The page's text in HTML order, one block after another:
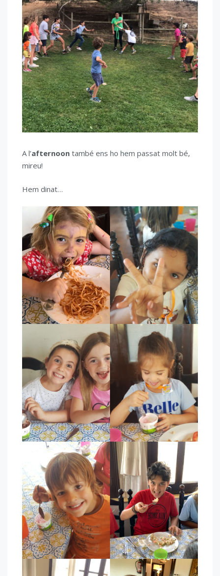
A l’afternoon també ens ho hem passat molt bé,
mireu!
Hem dinat…